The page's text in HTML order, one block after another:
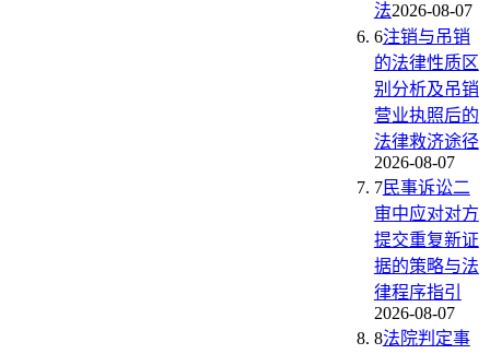
法2026-08-07
6注销与吊销
的法律性质区
别分析及吊销
营业执照后的
法律救济途径
2026-08-07
7民事诉讼二
审中应对对方
提交重复新证
据的策略与法
律程序指引
2026-08-07
8法院判定事